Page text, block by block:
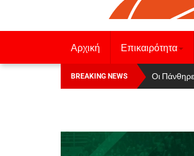
Αρχική Επικαιρότητα
BREAKING NEWS Οι Πάνθηρες
Αναχώρησε